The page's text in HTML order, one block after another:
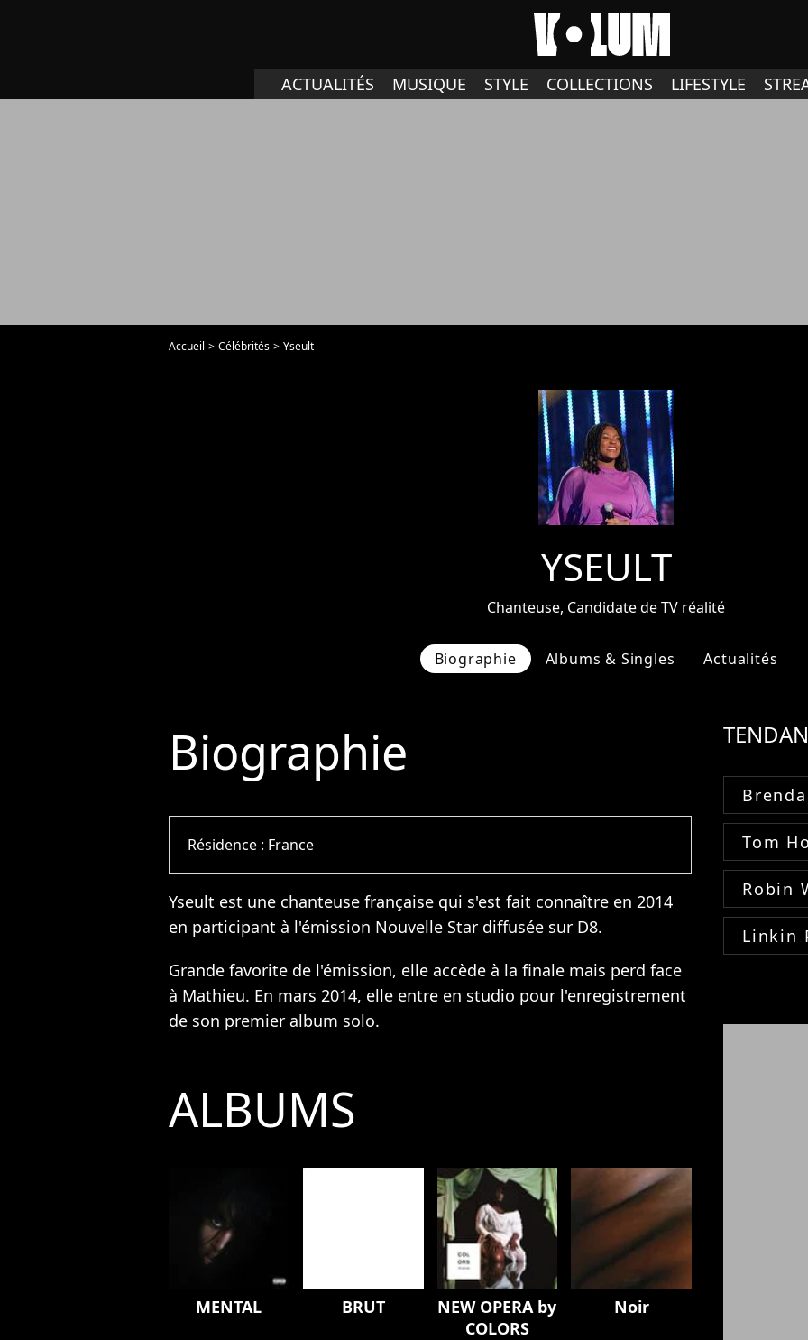
ACTUALITÉS MUSIQUE STYLE COLLECTIONS LIFESTYLE
Accueil Célébrités Yseult
YSEULT
Chanteuse, Candidate de TV réalité
Biographie Albums & Singles Actualités
Biographie
Résidence : France
Yseult est une chanteuse française qui s'est fait connaître en 2014
en participant à l'émission Nouvelle Star diffusée sur D8.
Grande favorite de l'émission, elle accède à la finale mais perd face
à Mathieu. En mars 2014, elle entre en studio pour l'enregistrement
de son premier album solo.
ALBUMS
MENTAL BRUT
NEW OPERA by
COLORS
Noir
Tom
Robin
Linkin